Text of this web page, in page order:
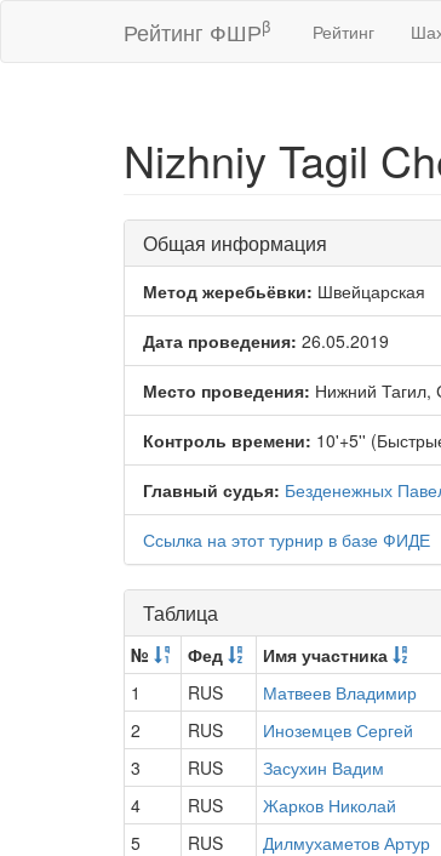
Рейтинг ФШРβ Рейтинг
Nizhniy Tagil
Общая информация
Метод жеребьёвки: Швейцарская
Дата проведения: 26.05.2019
Место проведения: Нижний Тагил,
Контроль времени: 10'+5''
Главный судья: Безденежных
Ссылка на этот турнир в базе ФИДЕ
Таблица
№ Фед Имя участника
1
RUS Матвеев Владимир
2
RUS Иноземцев Сергей
3
RUS Засухин Вадим
4
RUS Жарков Николай
5
RUS Дилмухаметов Артур